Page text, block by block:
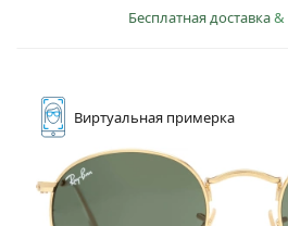
Бесплатная доставка&
Виртуальная примерка